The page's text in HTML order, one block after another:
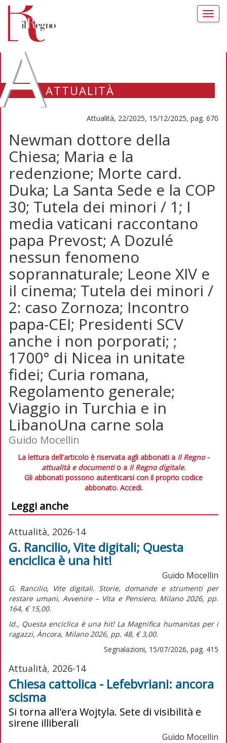
ATTUALITÀ
Attualità, 22/2025, 15/12/2025, pag. 670
Newman dottore della
Chiesa; Maria e la
redenzione; Morte card.
Duka; La Santa Sede e la COP
30; Tutela dei minori / 1; I
media vaticani raccontano
papa Prevost; A Dozulé
nessun fenomeno
soprannaturale; Leone XIV e
il cinema; Tutela dei minori /
2: caso Zornoza; Incontro
papa-CEI; Presidenti SCV
anche i non porporati; ;
1700° di Nicea in unitate
fidei; Curia romana,
Regolamento generale;
Viaggio in Turchia e in
LibanoUna carne sola
Guido Mocellin
La lettura dell'articolo è riservata agli abbonati a Il Regno -
attualità e documentio a Il Regno digitale.
Gli abbonati possono autenticarsi con il proprio codice
abbonato. Accedi.
Leggi anche
Attualità, 2026-14
G. Rancilio, Vite digitali; Questa
enciclica è una hit!
Guido Mocellin
G. Rancilio, Vite digitali. Storie, domande e strumenti per
restare umani, Avvenire – Vita e Pensiero, Milano 2026, pp.
164, € 15,00.
Id., Questa enciclica è una hit! La Magnifica humanitas per i
ragazzi, Àncora, Milano 2026, pp. 48, € 3,00.
Segnalazioni, 15/07/2026, pag. 415
Attualità, 2026-14
Chiesa cattolica - Lefebvriani: ancora
scisma
Si torna all'era Wojtyla. Sete di visibilità e
sirene illiberali
Guido Mocellin